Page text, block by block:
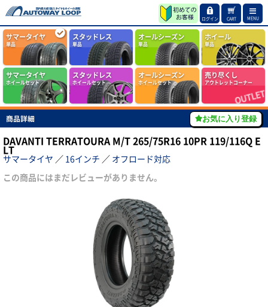
ログイン CART MENU
サマータイヤ
単品
スタッドレス
単品
オールシーズン
単品
ホイール
単品
サマータイヤ
ホイールセット
スタッドレス
ホイールセット
オールシーズン
ホイールセット
売り尽くし
アウトレットコーナー
商品詳細 お気に入り登録
DAVANTI TERRATOURA M/T 265/75R16 10PR 119/116Q E
LT
サマータイヤ ／ 16インチ ／ オフロード対応
この商品にはまだレビューがありません。